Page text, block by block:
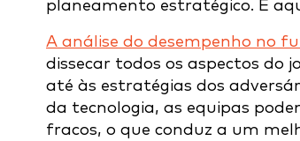
planeamento estratégico. É
A análise do desempenho no
dissecar todos os aspectos do
até às estratégias dos
da tecnologia, as equipas
fracos, o que conduz a um